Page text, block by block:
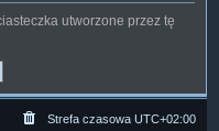
utworzone przez tę
Strefa czasowa UTC+02:00